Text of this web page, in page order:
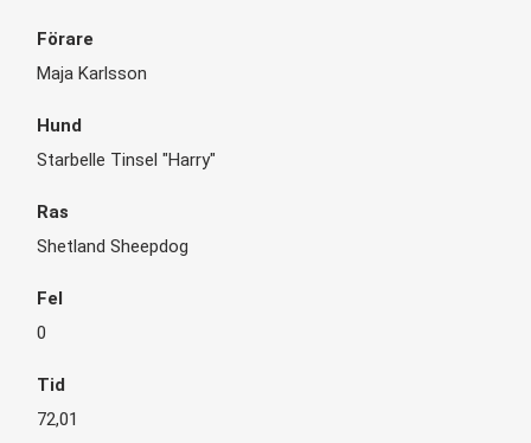
Maja Karlsson
Starbelle Tinsel "Harry"
Shetland Sheepdog
0
72,01